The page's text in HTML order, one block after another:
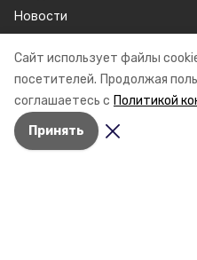
Сайт использует файлы
посетителей. Продолжая
соглашаетесь с Политикой
Принять
Новости
О компании
Контактная информация
Документы